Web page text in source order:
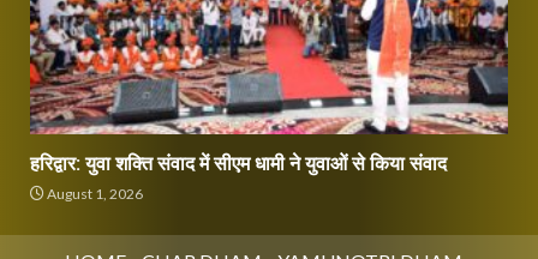
हरिद्वार: युवा शक्ति संवाद में सीएम धामी ने युवाओं से किया संवाद
August 1, 2026